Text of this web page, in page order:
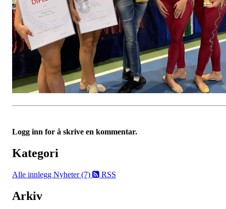
Logg inn for å skrive en kommentar.
Kategori
Alle innlegg Nyheter (7) RSS
Arkiv